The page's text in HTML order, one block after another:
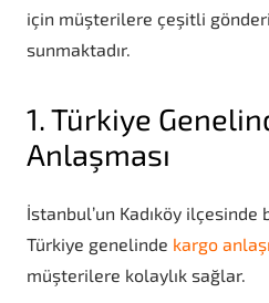
için müşterilere çeşitli
sunmaktadır.
1. Türkiye
Anlaşması
İstanbul’un Kadıköy ilçesinde
Türkiye genelinde kargo
müşterilere kolaylık sağlar.